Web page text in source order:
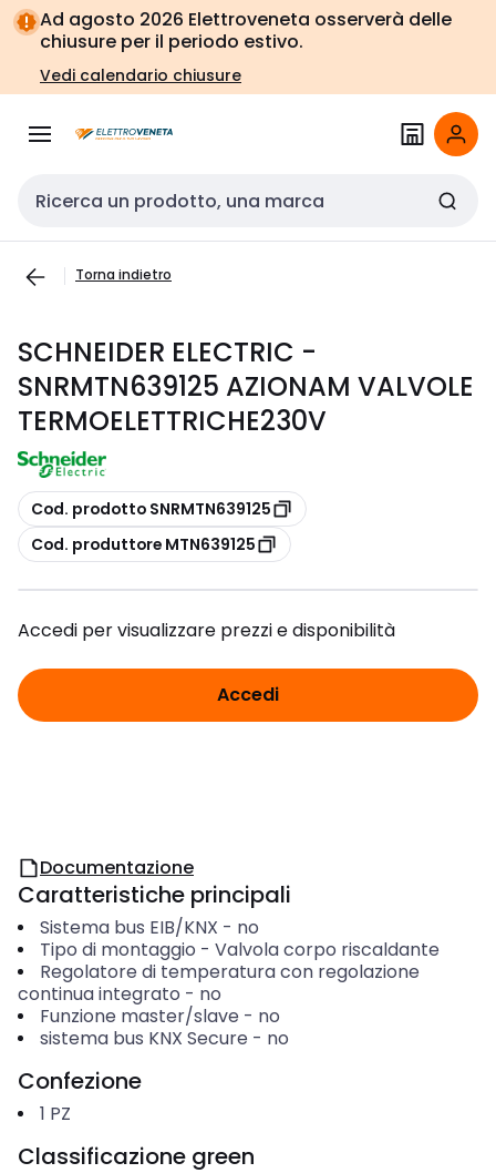
Vai alla
navigazione
Vai
alla
pagina
Ad agosto 2026 Elettroveneta osserverà delle
chiusure per il periodo estivo.
Vedi calendario chiusure
Cerca input
Torna indietro
SCHNEIDER ELECTRIC -
SNRMTN639125 AZIONAM VALVOLE
TERMOELETTRICHE230V
copia
Cod. prodotto SNRMTN639125
copia
Cod. produttore MTN639125
Accedi per visualizzare prezzi e disponibilità
Accedi
Documentazione
Caratteristiche principali
Sistema bus EIB/KNX - no
Tipo di montaggio - Valvola corpo riscaldante
Regolatore di temperatura con regolazione
continua integrato - no
Funzione master/slave - no
sistema bus KNX Secure - no
Confezione
1 PZ
Classificazione green